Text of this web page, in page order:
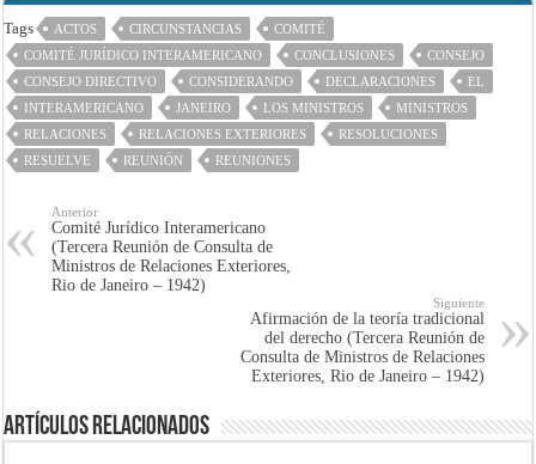
Tags ACTOS CIRCUNSTANCIAS
COMITÉ
COMITÉ JURÍDICO INTERAMERICANO
CONCLUSIONES
CONSEJO
CONSEJO DIRECTIVO
CONSIDERANDO DECLARACIONES
EL
INTERAMERICANO
JANEIRO LOS MINISTROS
MINISTROS
RELACIONES
RELACIONES EXTERIORES
RESOLUCIONES
RESUELVE
REUNIÓN REUNIONES
Anterior
Comité Jurídico Interamericano
(Tercera Reunión de Consulta de
Ministros de Relaciones Exteriores,
Rio de Janeiro – 1942)
Siguiente
Afirmación de la teoría tradicional
del derecho (Tercera Reunión de
Consulta de Ministros de Relaciones
Exteriores, Rio de Janeiro – 1942)
Artículos Relacionados